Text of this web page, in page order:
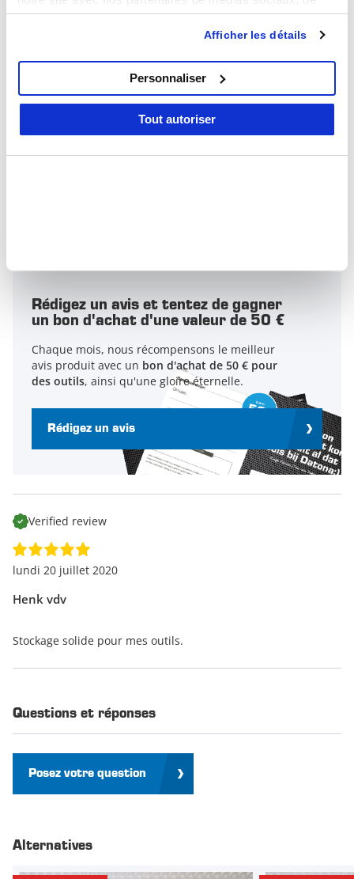
publicité et d'analyse, qui peuvent combiner celles-ci
avec d'autres informations que vous leur avez fournies ou
Afficher les détails
Tout autoriser
Personnaliser
5/5
Basé sur1 avis
Rédigez un avis et tentez de gagner
un bon d'achat d'une valeur de 50 €
Chaque mois, nous récompensons le meilleur
avis produit avec un bon d'achat de 50 € pour
des outils, ainsi qu'une gloire éternelle.
Rédigez un avis
Verified review
Henk vdv
lundi 20 juillet 2020
Stockage solide pour mes outils.
Questions et réponses
Posez votre question
Alternatives